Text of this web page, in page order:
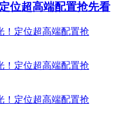
位超高端配置抢先看